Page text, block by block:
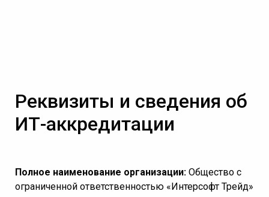
Реквизиты и сведения об
ИТ-аккредитации
Полное наименование организации: Общество с
ограниченной ответственностью «Интерсофт Трейд»